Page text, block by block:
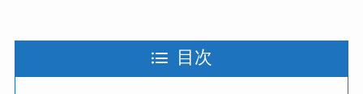
目次